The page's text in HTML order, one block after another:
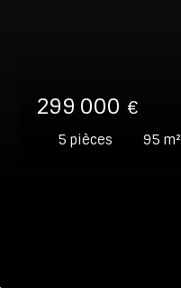
299 000 €
5 pièces 95 m²